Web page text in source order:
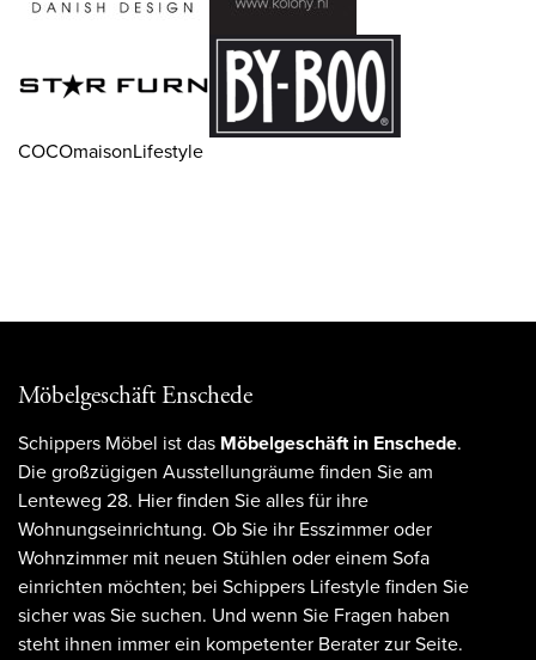
COCOmaisonLifestyle
Möbelgeschäft Enschede
Schippers Möbel ist das Möbelgeschäft in Enschede.
Die großzügigen Ausstellungräume finden Sie am
Lenteweg 28. Hier finden Sie alles für ihre
Wohnungseinrichtung. Ob Sie ihr Esszimmer oder
Wohnzimmer mit neuen Stühlen oder einem Sofa
einrichten möchten; bei Schippers Lifestyle finden Sie
sicher was Sie suchen. Und wenn Sie Fragen haben
steht ihnen immer ein kompetenter Berater zur Seite.